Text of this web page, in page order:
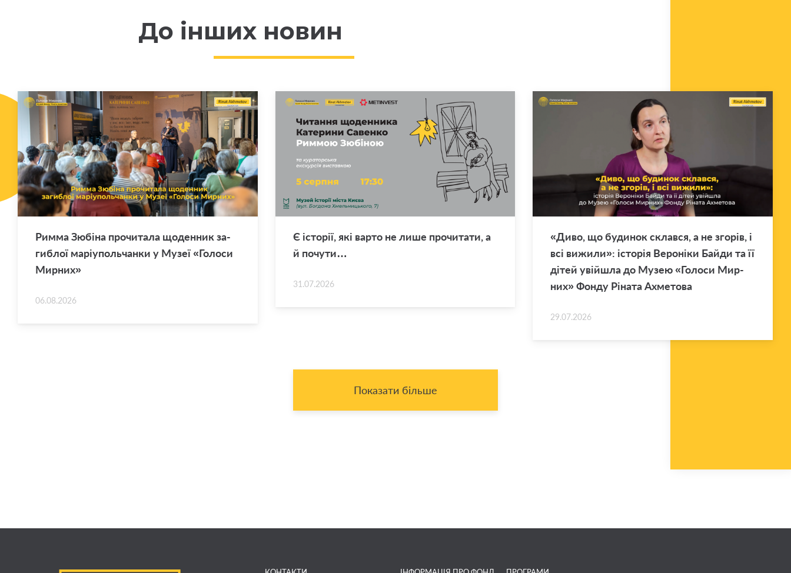
До інших новин
Римма Зю­бі­на про­чи­та­ла що­ден­ник за­
ги­блої ма­рі­у­поль­чан­ки у Музеї «Го­ло­си
Мир­них»
06.08.2026
Є істо­рії, які варто не лише про­чи­та­ти, а
й по­чу­ти…
31.07.2026
«Диво, що бу­ди­нок склав­ся, а не зго­рів, і
всі ви­жи­ли»: істо­рія Ве­ро­ні­ки Байди та її
дітей уві­йшла до Музею «Го­ло­си Мир­
них» Фонду Рі­на­та Ахме­то­ва
29.07.2026
Показати більше